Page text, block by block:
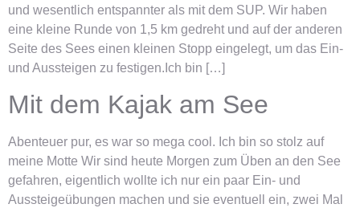
und wesentlich entspannter als mit dem SUP. Wir haben
eine kleine Runde von 1,5 km gedreht und auf der anderen
Seite des Sees einen kleinen Stopp eingelegt, um das Ein-
und Aussteigen zu festigen.Ich bin […]
Mit dem Kajak am See
Abenteuer pur, es war so mega cool. Ich bin so stolz auf
meine Motte Wir sind heute Morgen zum Üben an den See
gefahren, eigentlich wollte ich nur ein paar Ein- und
Aussteigeübungen machen und sie eventuell ein, zwei Mal